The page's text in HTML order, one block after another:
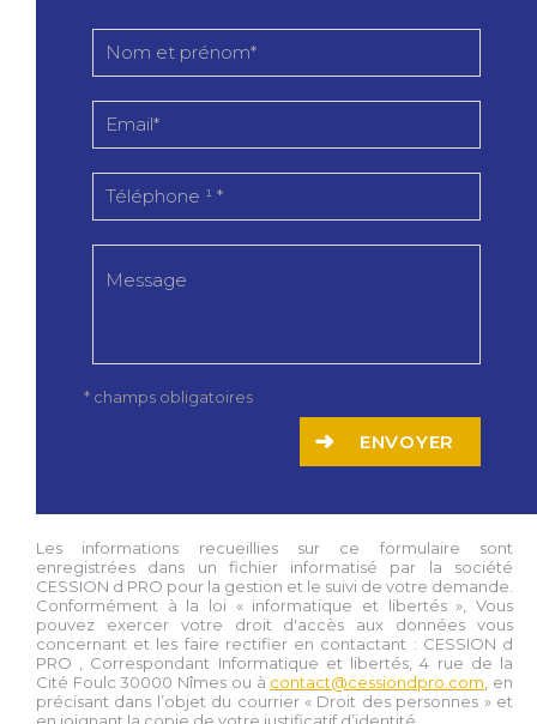
* champs obligatoires
ENVOYER
Les informations recueillies sur ce formulaire sont
enregistrées dans un fichier informatisé par la société
CESSION d PRO pour la gestion et le suivi de votre demande.
Conformément à la loi « informatique et libertés », Vous
pouvez exercer votre droit d'accès aux données vous
concernant et les faire rectifier en contactant : CESSION d
PRO
, Correspondant Informatique et libertés,4 rue de la
Cité Foulc 30000 Nîmes ou à contact@cessiondpro.com , en
précisant dans l’objet du courrier « Droit des personnes » et
en joignant la copie de votre justificatif d’identité.